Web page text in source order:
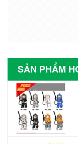
SẢN PHẨM